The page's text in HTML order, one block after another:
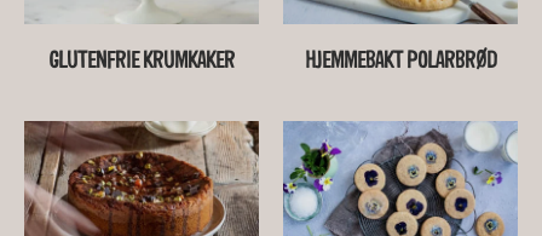
GLUTENFRIE KRUMKAKER HJEMMEBAKT POLARBRØD